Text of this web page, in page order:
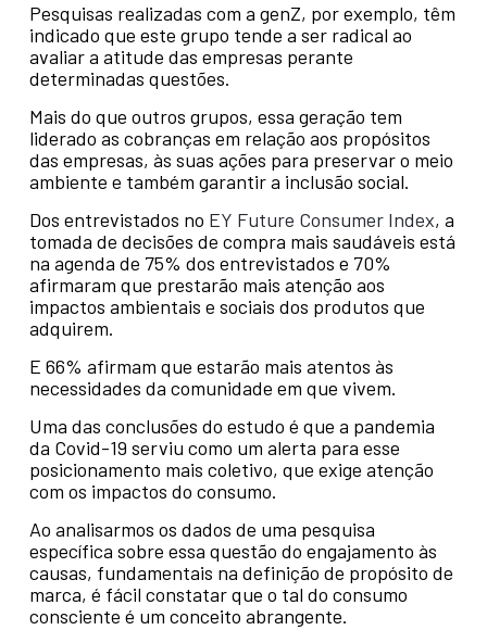
Pesquisas realizadas com a genZ, por exemplo, têm
indicado que este grupo tende a ser radical ao
avaliar a atitude das empresas perante
determinadas questões.
Mais do que outros grupos, essa geração tem
liderado as cobranças em relação aos propósitos
das empresas, às suas ações para preservar o meio
ambiente e também garantir a inclusão social.
Dos entrevistados no EY Future Consumer Index, a
tomada de decisões de compra mais saudáveis está
na agenda de 75% dos entrevistados e 70%
afirmaram que prestarão mais atenção aos
impactos ambientais e sociais dos produtos que
adquirem.
E 66% afirmam que estarão mais atentos às
necessidades da comunidade em que vivem.
Uma das conclusões do estudo é que a pandemia
da Covid-19 serviu como um alerta para esse
posicionamento mais coletivo, que exige atenção
com os impactos do consumo.
Ao analisarmos os dados de uma pesquisa
específica sobre essa questão do engajamento às
causas, fundamentais na definição de propósito de
marca, é fácil constatar que o tal do consumo
consciente é um conceito abrangente.